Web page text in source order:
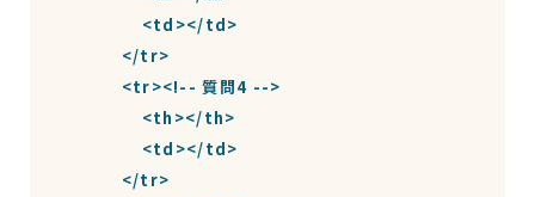
                <td></td>
            </tr>
            <tr><!-- 質問4 -->
                <th></th>
                <td></td>
            </tr>